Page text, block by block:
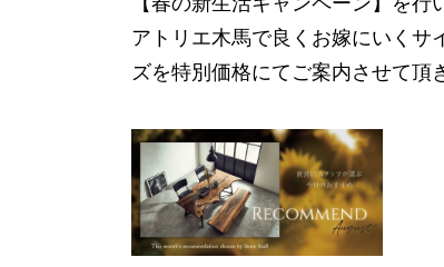
アトリエ木馬で良くお嫁にいくサ
ズを特別価格にてご案内させて頂